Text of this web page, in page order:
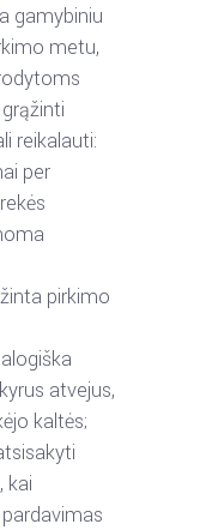
gamybiniu
metu,
reikalauti:
per
pirkimo
atvejus,
kaltės;
kai